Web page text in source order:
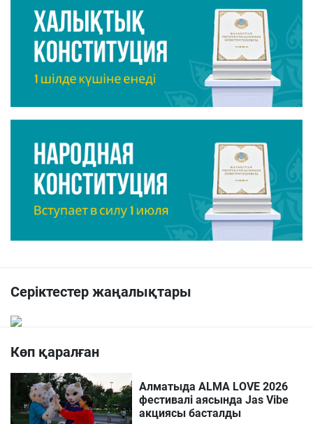
Серіктестер жаңалықтары
Көп қаралған
Алматыда ALMA LOVE 2026
фестивалі аясында Jas Vibe
акциясы басталды